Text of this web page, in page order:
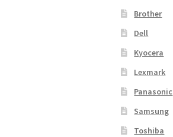
Brother
Dell
Kyocera
Lexmark
Panasonic
Samsung
Toshiba